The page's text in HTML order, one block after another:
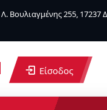
Λ. Βουλιαγμένης 255, 17237
Είσοδος